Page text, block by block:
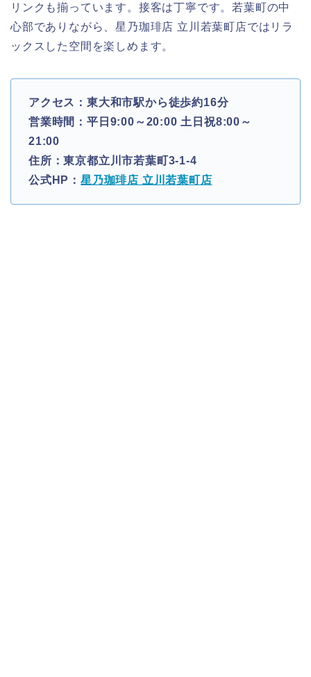
リンクも揃っています。接客は丁寧です。若葉町の中
心部でありながら、星乃珈琲店 立川若葉町店ではリラ
ックスした空間を楽しめます。
アクセス：東大和市駅から徒歩約16分
営業時間：平日9:00～20:00 土日祝8:00～
21:00
住所：東京都立川市若葉町3-1-4
公式HP： 星乃珈琲店 立川若葉町店